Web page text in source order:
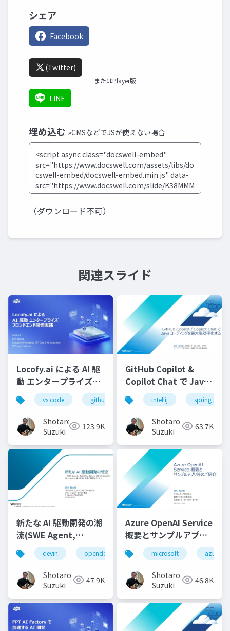
シェア
Facebook
(Twitter)
またはPlayer版
LINE
埋め込む »CMSなどでJSが使えない場合
（ダウンロード不可）
関連スライド
Locofy.ai による AI 駆
動 エンタープライズフ
ロンドエンド開発実践-
s
vs code github copilot gemini locofy.ai
Shotaro
Suzuki
123.9K
GitHub Copilot &
Copilot Chat で Java
コーディングを最大限
効率化する-配布用
intellij spring starter
Shotaro
Suzuki
63.7K
新たな AI 駆動開発の潮
流(SWE Agent,
AutoDev,Devin,
GitHub Copilot
Workspace等)
devin opendevin azure autodev
Shotaro
Suzuki
47.9K
Azure OpenAI Service
概要とサンプルアプリ
等のご紹介
microsoft azure
Shotaro
Suzuki
46.8K